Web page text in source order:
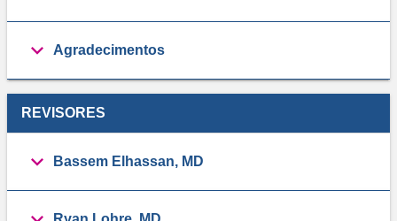
Agradecimentos
REVISORES
Bassem Elhassan, MD